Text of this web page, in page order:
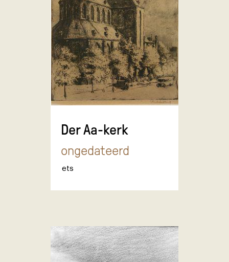
Der Aa-kerk
ongedateerd
ets